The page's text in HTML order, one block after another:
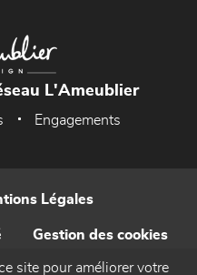
L'Ameublier
Engagements
Légales
Gestion des cookies
site pour améliorer votre